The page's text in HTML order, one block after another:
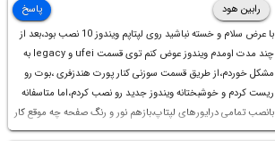
رابین هود
با عرض سلام و خسته نباشید روی لپتاپم ویندوز 10 نصب بود،بعد از
چند مدت اومدم ویندوز عوض کنم توی قسمت ufei و legacy به
مشکل خوردم،از طریق قسمت سوزنی کنار پورت هندزفری ،بوت رو
ریست کردم و خوشبختانه ویندوز جدید رو نصب کردم،اما متاسفانه
بانصب تمامی درایورهای لپتاپ،بازهم نور و رنگ صفحه چه موقع کار
چه موقع پخش فیلم مثل سابق نیست(نور زیاده و بی کیفیت)،با
پاسخ